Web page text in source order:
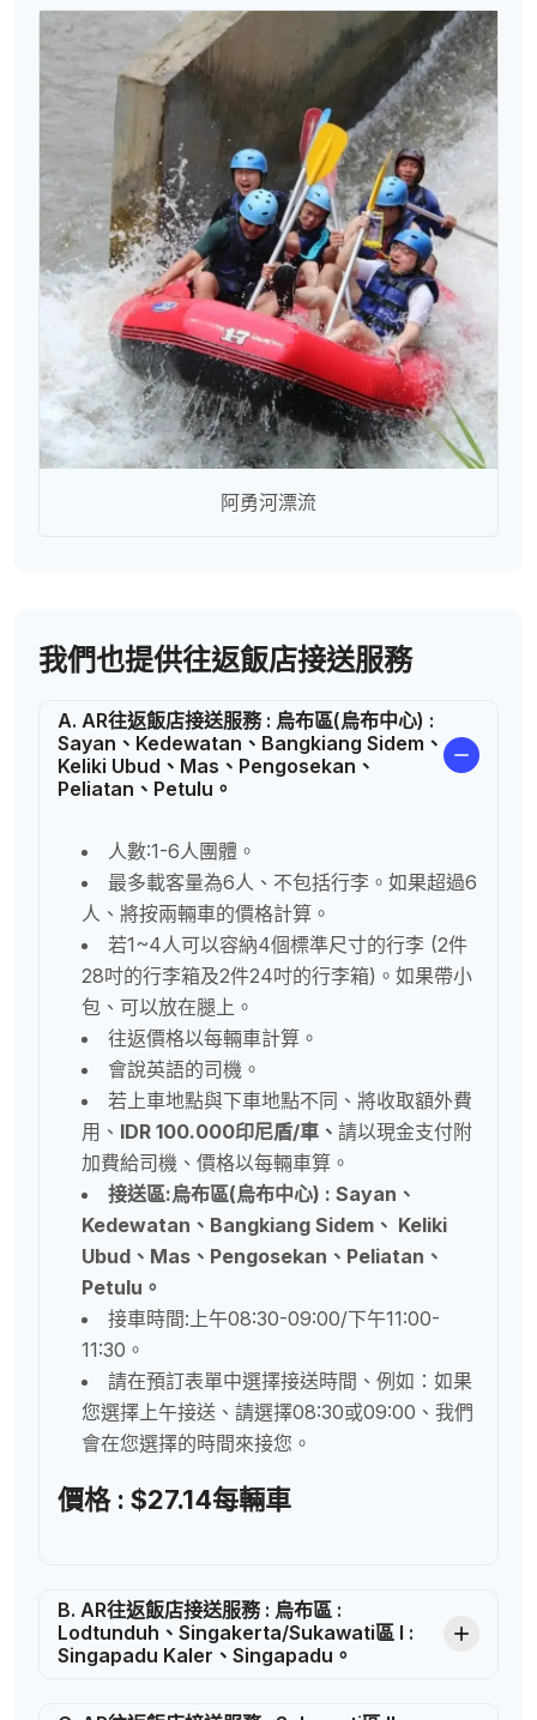
阿勇河漂流
我們也提供往返飯店接送服務
A. AR往返飯店接送服務 : 烏布區(烏布中心) :
Sayan、Kedewatan、Bangkiang Sidem、
Keliki Ubud、Mas、Pengosekan、
Peliatan、Petulu。
人數:1-6人團體。
最多載客量為6人、不包括行李。如果超過6
人、將按兩輛車的價格計算。
若1~4人可以容納4個標準尺寸的行李 (2件
28吋的行李箱及2件24吋的行李箱)。如果帶小
包、可以放在腿上。
往返價格以每輛車計算。
會說英語的司機。
若上車地點與下車地點不同、將收取額外費
用、 IDR 100.000印尼盾/車、 請以現金支付附
加費給司機、價格以每輛車算。
接送區:烏布區(烏布中心) : Sayan、
Kedewatan、Bangkiang Sidem、 Keliki
Ubud、Mas、Pengosekan、Peliatan、
Petulu。
接車時間:上午08:30-09:00/下午11:00-
11:30。
請在預訂表單中選擇接送時間、例如：如果
您選擇上午接送、請選擇08:30或09:00、我們
會在您選擇的時間來接您。
價格 : $27.14每輛車
B. AR往返飯店接送服務 : 烏布區 :
Lodtunduh、Singakerta/Sukawati區 I :
Singapadu Kaler、Singapadu。